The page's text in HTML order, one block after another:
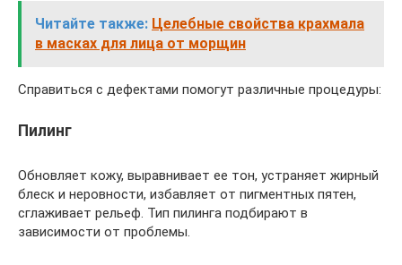
Читайте также: Целебные свойства крахмала
в масках для лица от морщин
Справиться с дефектами помогут различные процедуры:
Пилинг
Обновляет кожу, выравнивает ее тон, устраняет жирный
блеск и неровности, избавляет от пигментных пятен,
сглаживает рельеф. Тип пилинга подбирают в
зависимости от проблемы.